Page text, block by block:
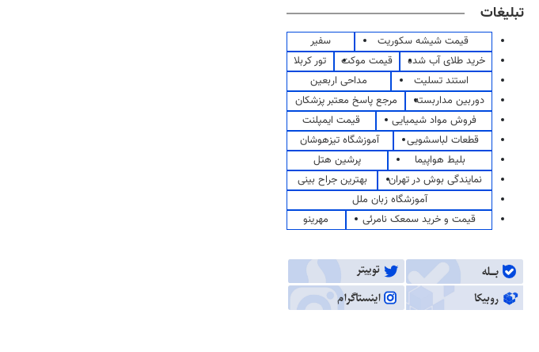
تبلیغات
قیمت شیشه سکوریت
سفیر
خرید طلای آب شده
قیمت موکت
تور کربلا
استند تسلیت
مداحی اربعین
دوربین مداربسته
مرجع پاسخ معتبر پزشکان
فروش مواد شیمیایی
قیمت ایمپلنت
قطعات لباسشویی
آموزشگاه تیزهوشان
بلیط هواپیما
پرشین هتل
نمایندگی بوش در تهران
بهترین جراح بینی
آموزشگاه زبان ملل
قیمت و خرید سمعک نامرئی
مهرینو